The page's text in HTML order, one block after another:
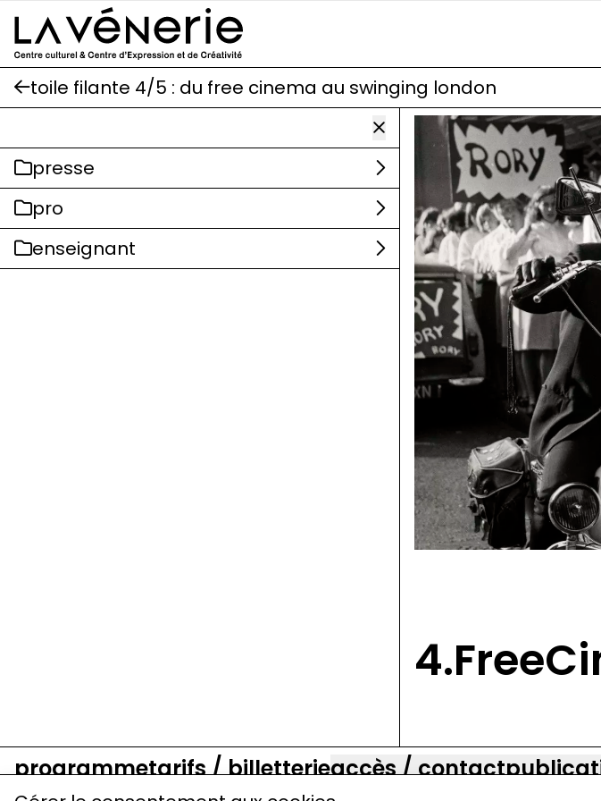
Aller au contenu principal
toile filante 4/5 : du free cinema au swinging london
presse
pro
enseignant
programmetarifs / billetterieaccès / contact